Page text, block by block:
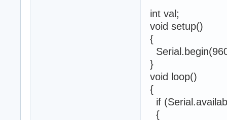
int val;
void setup()
{
}
void loop()
{
if
{